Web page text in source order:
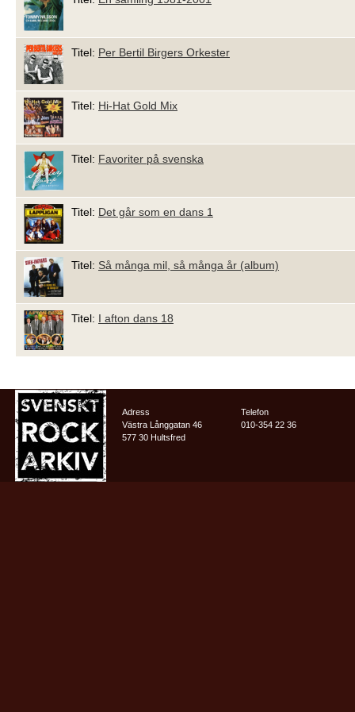
Titel: Per Bertil Birgers Orkester
Titel: Hi-Hat Gold Mix
Titel: Favoriter på svenska
Titel: Det går som en dans 1
Titel: Så många mil, så många år (album)
Titel: I afton dans 18
Adress
Västra Långgatan 46
577 30 Hultsfred
Telefon
010-354 22 36